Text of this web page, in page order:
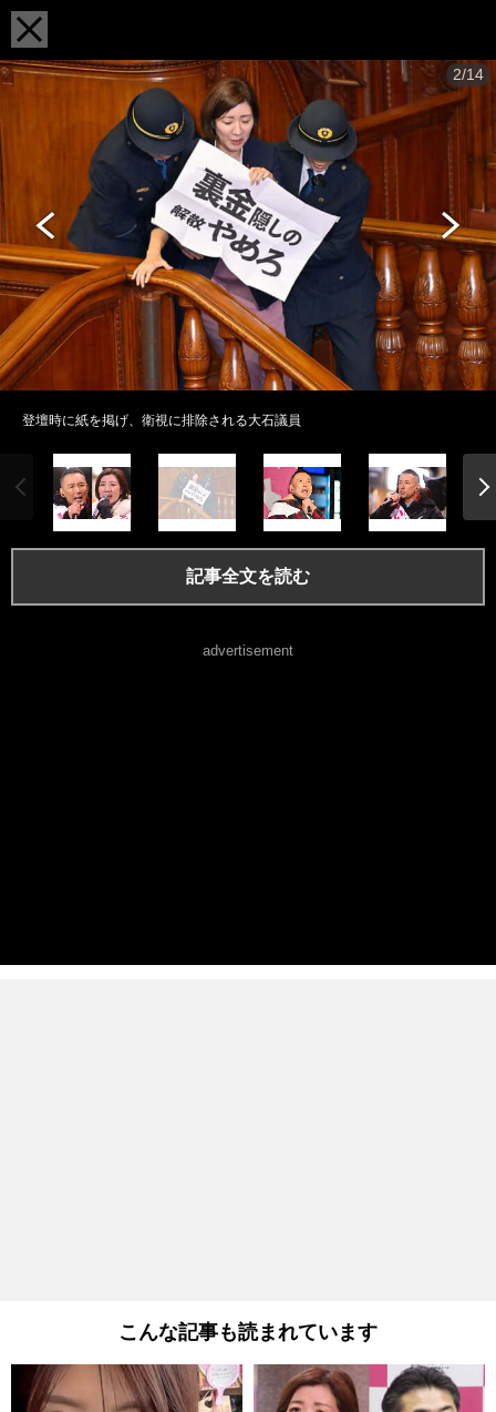
2/14
登壇時に紙を掲げ、衛視に排除される大石議員
記事全文を読む
advertisement
こんな記事も読まれています